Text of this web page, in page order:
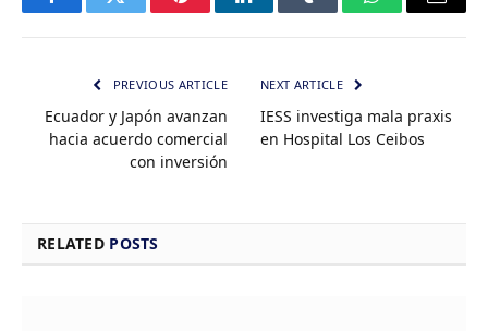
FacebookTwitter PinterestLinkedInTumblr WhatsAppEmail
PREVIOUS ARTICLE
Ecuador y Japón avanzan
hacia acuerdo comercial
con inversión
NEXT ARTICLE
IESS investiga mala praxis
en Hospital Los Ceibos
RELATED POSTS